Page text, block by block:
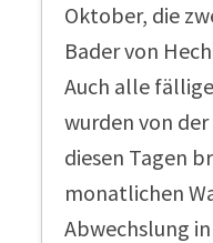
Oktober, die
Bader von
Auch alle
wurden von
diesen Tagen
monatlichen
Abwechslung